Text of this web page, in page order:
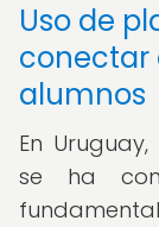
Uso de
conectar
alumnos
En
se ha